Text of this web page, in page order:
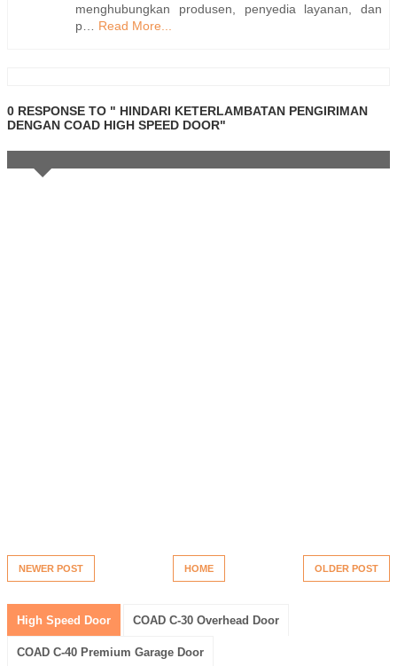
menghubungkan produsen, penyedia layanan, dan
p…
Read More...
0 RESPONSE TO " HINDARI KETERLAMBATAN PENGIRIMAN
DENGAN COAD HIGH SPEED DOOR"
NEWER POST OLDER POST
HOME
High Speed Door COAD C-30 Overhead Door
COAD C-40 Premium Garage Door